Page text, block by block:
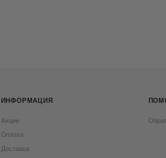
ИНФОРМАЦИЯ
Акции
Оплата
Доставка